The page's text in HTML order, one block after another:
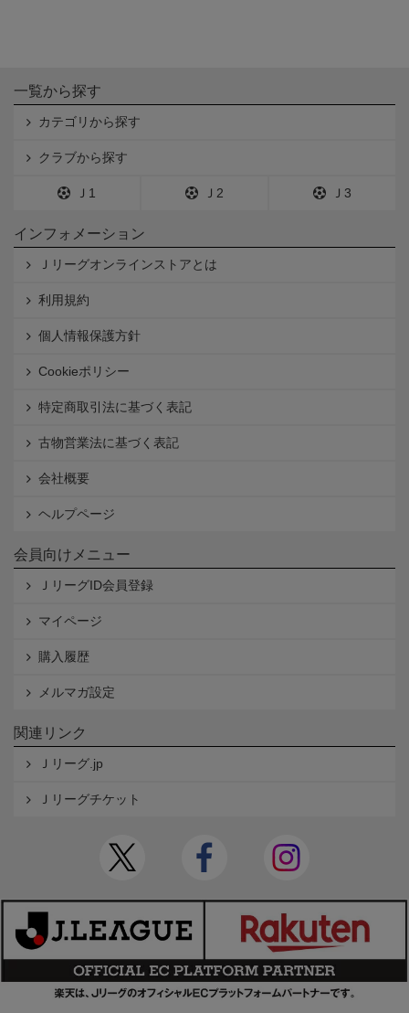
一覧から探す
カテゴリから探す
クラブから探す
Ｊ1 Ｊ2 Ｊ3
インフォメーション
Ｊリーグオンラインストアとは
利用規約
個人情報保護方針
Cookieポリシー
特定商取引法に基づく表記
古物営業法に基づく表記
会社概要
ヘルプページ
会員向けメニュー
ＪリーグID会員登録
マイページ
購入履歴
メルマガ設定
関連リンク
Ｊリーグ.jp
Ｊリーグチケット